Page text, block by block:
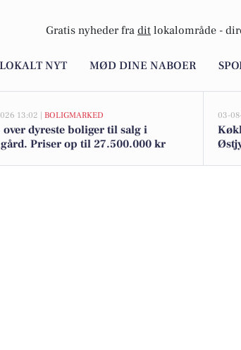
Gratis nyheder fra dit lokalområde -
LOKALT NYT MØD DINE NABOER
13:02 | BOLIGMARKED
over dyreste boliger til salg i
Priser op til 27.500.000 kr
03-